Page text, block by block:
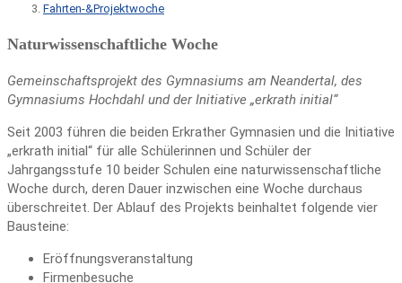
Fahrten-&Projektwoche
Naturwissenschaftliche Woche
Gemeinschaftsprojekt des Gymnasiums am Neandertal, des
Gymnasiums Hochdahl und der Initiative „erkrath initial“
Seit 2003 führen die beiden Erkrather Gymnasien und die Initiative
„erkrath initial“ für alle Schülerinnen und Schüler der
Jahrgangsstufe 10 beider Schulen eine naturwissenschaftliche
Woche durch, deren Dauer inzwischen eine Woche durchaus
überschreitet. Der Ablauf des Projekts beinhaltet folgende vier
Bausteine:
Eröffnungsveranstaltung
Firmenbesuche